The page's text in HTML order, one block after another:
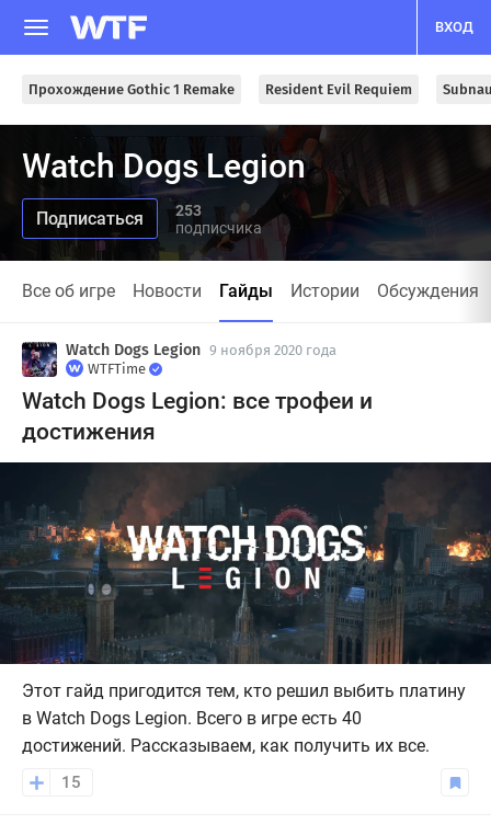
ВХОД
Прохождение Gothic 1 Remake Resident Evil Requiem
Watch Dogs Legion
253
подписчика
Все об игре Новости Гайды Истории Обсуждения
Watch Dogs Legion 9 ноября 2020 года
WTFTime
Watch Dogs Legion: все трофеи и
достижения
Этот гайд пригодится тем, кто решил выбить платину
в Watch Dogs Legion. Всего в игре есть 40
достижений. Рассказываем, как получить их все.
15